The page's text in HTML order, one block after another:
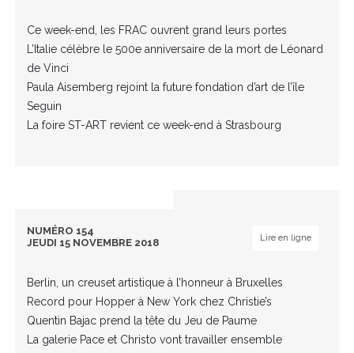
Ce week-end, les FRAC ouvrent grand leurs portes
L’Italie célèbre le 500e anniversaire de la mort de Léonard
de Vinci
Paula Aisemberg rejoint la future fondation d’art de l’île
Seguin
La foire ST-ART revient ce week-end à Strasbourg
NUMÉRO 154
JEUDI 15 NOVEMBRE 2018
Lire en ligne
Berlin, un creuset artistique à l’honneur à Bruxelles
Record pour Hopper à New York chez Christie’s
Quentin Bajac prend la tête du Jeu de Paume
La galerie Pace et Christo vont travailler ensemble